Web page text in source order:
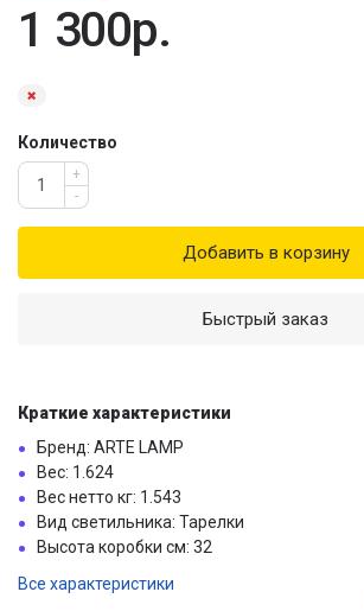
1 300р.
Количество
+
-
Добавить в корзину
Быстрый заказ
Краткие характеристики
Бренд: ARTE LAMP
Вес: 1.624
Вес нетто кг: 1.543
Вид светильника: Тарелки
Высота коробки см: 32
Все характеристики